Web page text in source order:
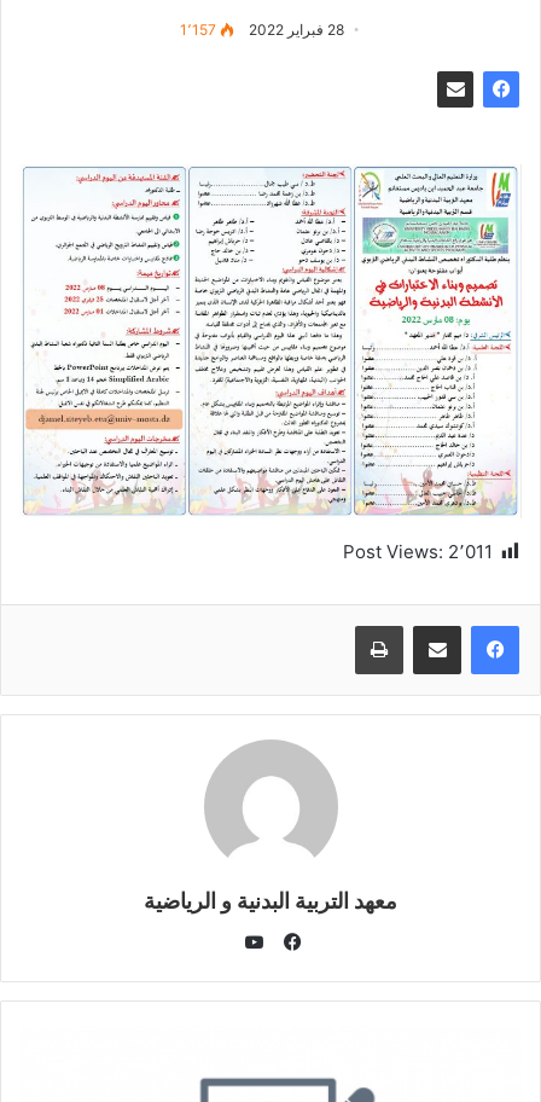
28 فبراير 2022 1٬157
Post Views: 2٬011
طباعة
معهد التربية البدنية و الرياضية